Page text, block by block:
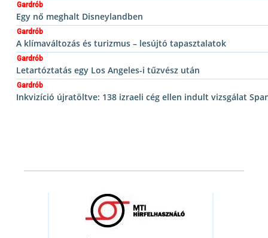
Gardrób
Egy nő meghalt Disneylandben
Gardrób
A klímaváltozás és turizmus – lesújtó tapasztalatok
Gardrób
Letartóztatás egy Los Angeles-i tűzvész után
Gardrób
Inkvizíció újratöltve: 138 izraeli cég ellen indult vizsgálat